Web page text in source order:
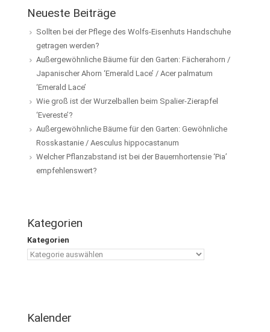
Neueste Beiträge
Sollten bei der Pflege des Wolfs-Eisenhuts Handschuhe
getragen werden?
Außergewöhnliche Bäume für den Garten: Fächerahorn /
Japanischer Ahorn ‘Emerald Lace’ / Acer palmatum
‘Emerald Lace’
Wie groß ist der Wurzelballen beim Spalier-Zierapfel
‘Evereste’?
Außergewöhnliche Bäume für den Garten: Gewöhnliche
Rosskastanie / Aesculus hippocastanum
Welcher Pflanzabstand ist bei der Bauernhortensie ‘Pia’
empfehlenswert?
Kategorien
Kategorien
Kalender